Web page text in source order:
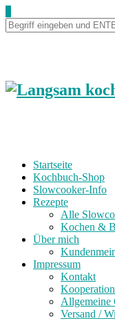
Startseite
Kochbuch-Shop
Slowcooker-Info
Rezepte
Alle
Kochen &
Über mich
Impressum
Kontakt
Allgemeine
Versand /